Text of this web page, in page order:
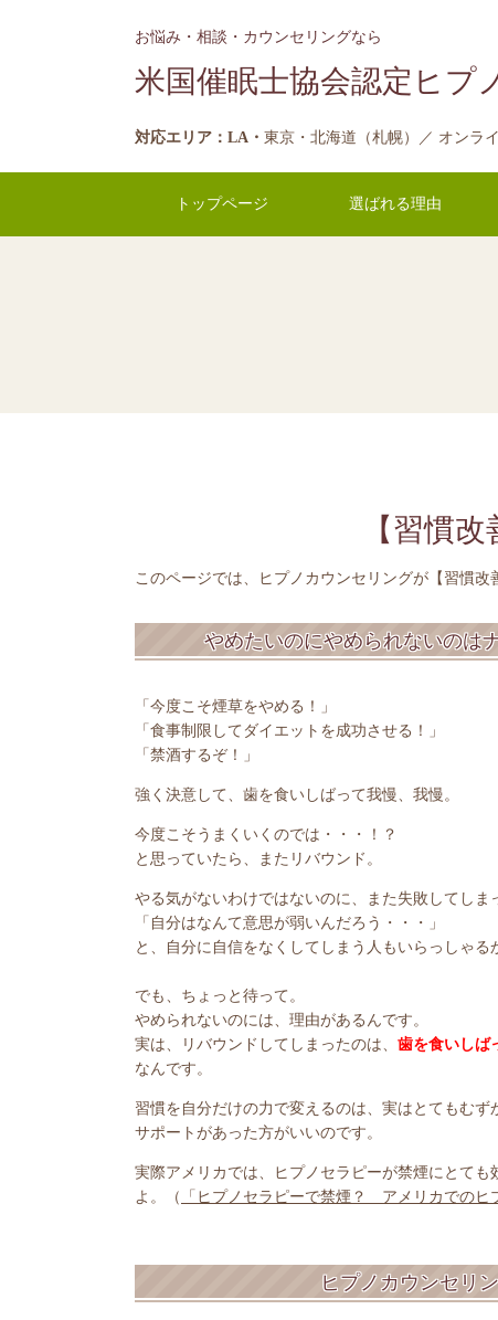
お悩み・相談・カウンセリングなら
米国催眠士協会認定ヒプ
対応エリア：LA・ 東京・北海道（札幌）／ オンラ
トップページ 選ばれる理由
【習慣
このページでは、ヒプノカウンセリングが【習慣改
やめたいのにやめられないのは
「今度こそ煙草をやめる！」
「食事制限してダイエットを成功させる！」
「禁酒するぞ！」
強く決意して、歯を食いしばって我慢、我慢。
今度こそうまくいくのでは・・・！？
と思っていたら、またリバウンド。
やる気がないわけではないのに、また失敗してしま
「自分はなんて意思が弱いんだろう・・・」
と、自分に自信をなくしてしまう人もいらっしゃる
でも、ちょっと待って。
やめられないのには、理由があるんです。
実は、リバウンドしてしまったのは、 歯を食いしば
なんです。
習慣を自分だけの力で変えるのは、実はとてもむず
サポートがあった方がいいのです。
実際アメリカでは、ヒプノセラピーが禁煙にとて
よ。（
「ヒプノセラピーで禁煙？ アメリカでのヒ
ヒプノカウンセリ